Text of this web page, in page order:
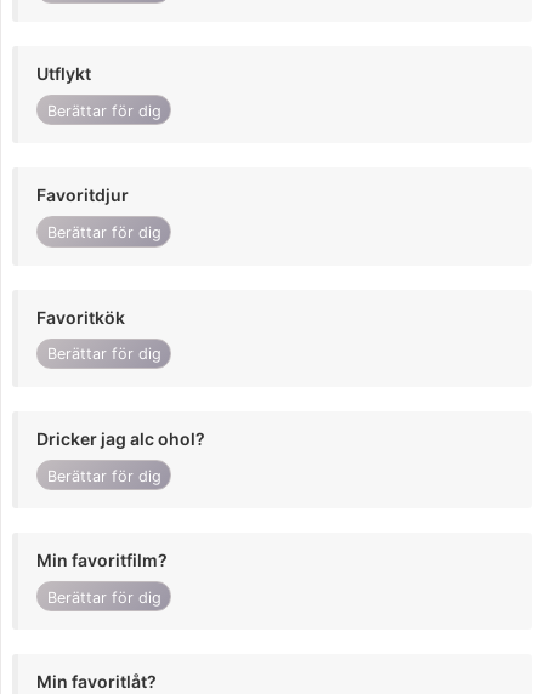
Utflykt
Berättar för dig
Favoritdjur
Berättar för dig
Favoritkök
Berättar för dig
Dricker jag alc ohol?
Berättar för dig
Min favoritfilm?
Berättar för dig
Min favoritlåt?